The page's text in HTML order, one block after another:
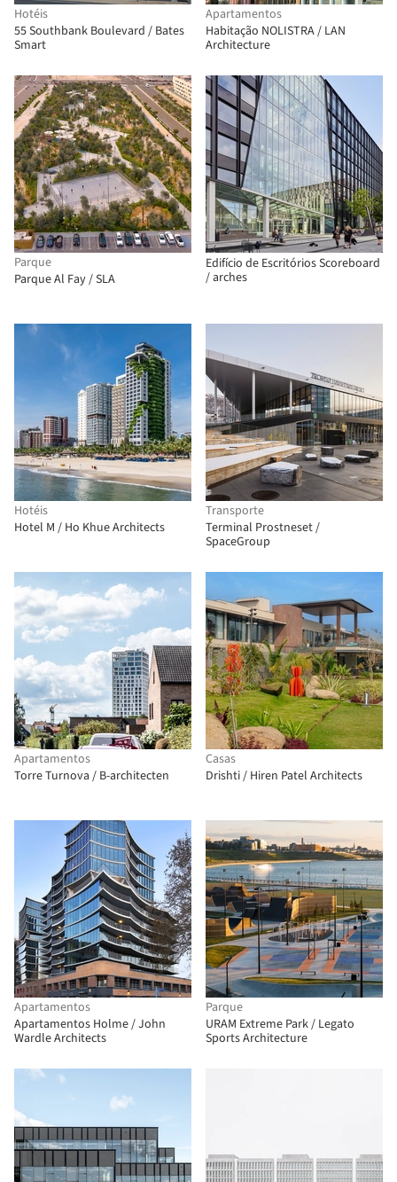
Hotéis
55 Southbank Boulevard / Bates
Smart
Apartamentos
Habitação NOLISTRA / LAN
Architecture
Parque
Parque Al Fay / SLA
Edifício de Escritórios Scoreboard
/ arches
Hotéis
Hotel M / Ho Khue Architects
Transporte
Terminal Prostneset /
SpaceGroup
Apartamentos
Torre Turnova / B-architecten
Casas
Drishti / Hiren Patel Architects
Apartamentos
Apartamentos Holme / John
Wardle Architects
Parque
URAM Extreme Park / Legato
Sports Architecture